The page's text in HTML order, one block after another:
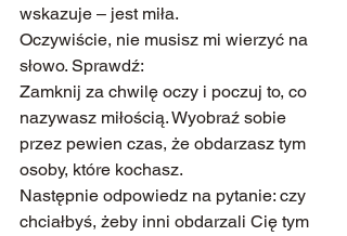
wskazuje – jest miła.
Oczywiście, nie musisz mi wierzyć na
słowo. Sprawdź:
Zamknij za chwilę oczy i poczuj to, co
nazywasz miłością. Wyobraź sobie
przez pewien czas, że obdarzasz tym
osoby, które kochasz.
Następnie odpowiedz na pytanie: czy
chciałbyś, żeby inni obdarzali Cię tym